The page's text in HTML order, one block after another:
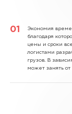
Экономия
благодаря
цены и сроки
логистами
грузов. В
может занять от